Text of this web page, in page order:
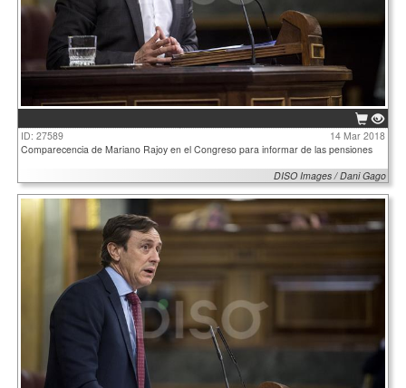
ID: 27589
14 Mar 2018
Comparecencia de Mariano Rajoy en el Congreso para informar de las pensiones
DISO Images / Dani Gago